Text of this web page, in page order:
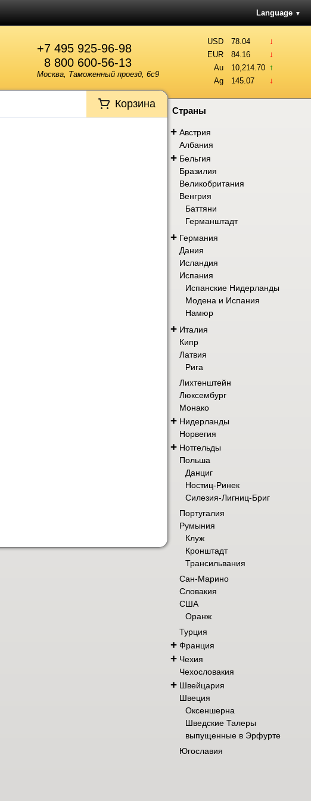
Language ▼
+7 495 925-96-98
8 800 600-56-13
Москва, Таможенный проезд, 6с9
USD 78.04 ↓
EUR 84.16 ↓
Au 10,214.70 ↑
Ag 145.07 ↓
Корзина
Страны
+ Австрия
Албания
+ Бельгия
Бразилия
Великобритания
Венгрия
Баттяни
Германштадт
+ Германия
Дания
Исландия
Испания
Испанские Нидерланды
Модена и Испания
Намюр
+ Италия
Кипр
Латвия
Рига
Лихтенштейн
Люксембург
Монако
+ Нидерланды
Норвегия
+ Нотгельды
Польша
Данциг
Ностиц-Ринек
Силезия-Лигниц-Бриг
Португалия
Румыния
Клуж
Кронштадт
Трансильвания
Сан-Марино
Словакия
США
Оранж
Турция
+ Франция
+ Чехия
Чехословакия
+ Швейцария
Швеция
Оксеншерна
Шведские Талеры
выпущенные в Эрфурте
Югославия